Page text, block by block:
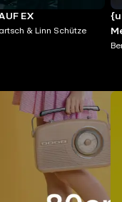
EX
& Linn Schütze